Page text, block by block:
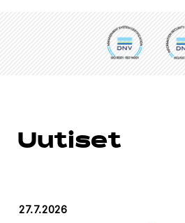
Uutiset
27.7.2026